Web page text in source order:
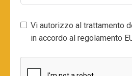
Vi autorizzo al trattamento
in accordo al regolamento